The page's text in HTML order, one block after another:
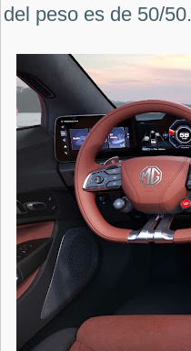
del peso es de 50/50.